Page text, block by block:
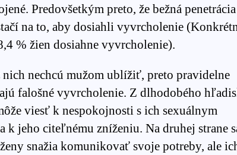
Predovšetkým preto, že bežná penetrácia
na to, aby dosiahli vyvrcholenie
% žien dosiahne vyvrcholenie).
nechcú mužom ublížiť, preto pravidelne
falošné vyvrcholenie. Z dlhodobého
viesť k nespokojnosti s ich sexuálnym
k jeho citeľnému zníženiu. Na druhej strane
snažia komunikovať svoje potreby, ale